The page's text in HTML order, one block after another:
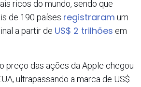
ricos do mundo, sendo que
de 190 países registraram um
a partir de US$ 2 trilhões em
preço das ações da Apple chegou
ultrapassando a marca de US$